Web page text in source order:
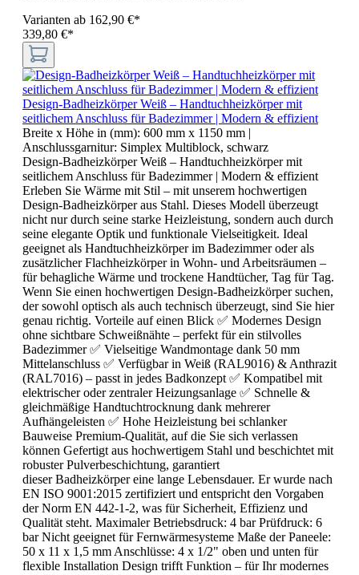
Varianten ab 162,90 €*
339,80 €*
Design-Badheizkörper Weiß – Handtuchheizkörper mit
seitlichem Anschluss für Badezimmer | Modern & effizient
Breite x Höhe in (mm): 600 mm x 1150 mm |
Anschlussgarnitur: Simplex Multiblock, schwarz
Design-Badheizkörper Weiß – Handtuchheizkörper mit
seitlichem Anschluss für Badezimmer | Modern & effizient
Erleben Sie Wärme mit Stil – mit unserem hochwertigen
Design-Badheizkörper aus Stahl. Dieses Modell überzeugt
nicht nur durch seine starke Heizleistung, sondern auch durch
seine elegante Optik und funktionale Vielseitigkeit. Ideal
geeignet als Handtuchheizkörper im Badezimmer oder als
zusätzlicher Flachheizkörper in Wohn- und Arbeitsräumen –
für behagliche Wärme und trockene Handtücher, Tag für Tag.
Wenn Sie einen hochwertigen Design-Badheizkörper suchen,
der sowohl optisch als auch technisch überzeugt, sind Sie hier
genau richtig. Vorteile auf einen Blick ✅ Modernes Design
ohne sichtbare Schweißnähte – perfekt für ein stilvolles
Badezimmer ✅ Vielseitige Wandmontage dank 50 mm
Mittelanschluss ✅ Verfügbar in Weiß (RAL9016) & Anthrazit
(RAL7016) – passt in jedes Badkonzept ✅ Kompatibel mit
elektrischer oder zentraler Heizungsanlage ✅ Schnelle &
gleichmäßige Handtuchtrocknung dank mehrerer
Aufhängeleisten ✅ Hohe Heizleistung bei schlanker
Bauweise Premium-Qualität, auf die Sie sich verlassen
können Gefertigt aus hochwertigem Stahl und beschichtet mit
robuster Pulverbeschichtung, garantiert
dieser Badheizkörper eine lange Lebensdauer. Er wurde nach
EN ISO 9001:2015 zertifiziert und entspricht den Vorgaben
der Norm EN 442-1-2, was für Sicherheit, Effizienz und
Qualität steht. Maximaler Betriebsdruck: 4 bar Prüfdruck: 6
bar Nicht geeignet für Fernwärmesysteme Maße der Paneele:
50 x 11 x 1,5 mm Anschlüsse: 4 x 1/2" oben und unten für
flexible Installation Design trifft Funktion – für Ihr modernes